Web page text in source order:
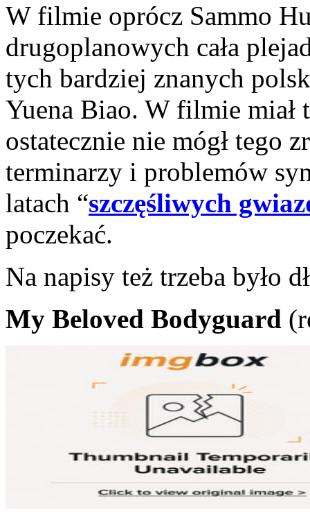
W filmie oprócz Sammo
drugoplanowych cała
tych bardziej znanych
Yuena Biao. W filmie miał
ostatecznie nie mógł tego
terminarzy i problemów
latach “szczęśliwych
poczekać.
Na napisy też trzeba było
My Beloved Bodyguard